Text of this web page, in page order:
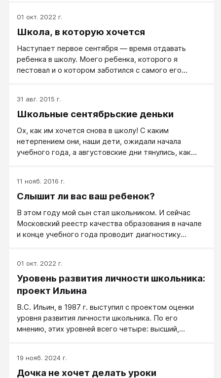
к взрослому. А с другой - он становится более
чувствительным к проявлению безудержной
01 окт. 2022 г.
Школа, в которую хочется
Наступает первое сентября — время отдавать
ребенка в школу. Моего ребенка, которого я
пестовал и о котором заботился с самого его
впечатлений, я показывал ему мир и людей, и
животных, и море, и большие деревья.
31 авг. 2015 г.
Школьные сентябрьские деньки
Ох, как им хочется снова в школу! С каким
нетерпением они, наши дети, ожидали начала
учебного года, а августовские дни тянулись, как
тетради и другие письменные принадлежности,
примерялась новенькая школьная форма. С каким
уроков, которое с удовольствием было несколько
раз перепроверено.
11 нояб. 2016 г.
Слышит ли вас ваш ребенок?
В этом году мой сын стал школьником. И сейчас
Московский реестр качества образования в начале
и конце учебного года проводит диагностику
интеллектуального развития и психоэмоциональное
состояние детей.
01 окт. 2022 г.
Уровень развития личности школьника:
проект Ильина
B.C. Ильин, в 1987 г. выступил с проектом оценки
уровня развития личности школьника. По его
мнению, этих уровней всего четыре: высший,
19 нояб. 2024 г.
Дочка не хочет делать уроки